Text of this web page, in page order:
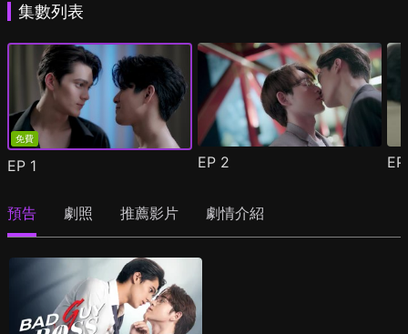
集數列表
免費
EP 1 EP 2
預告 劇照 推薦影片 劇情介紹